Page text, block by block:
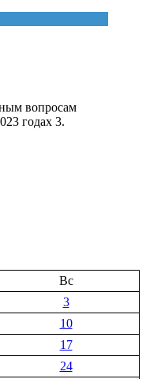
вопросам
годах 3.
Вс
3
10
17
24